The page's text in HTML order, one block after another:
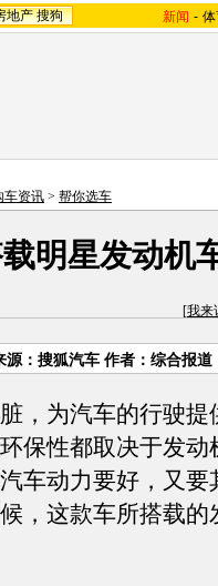
地产 搜狗 新闻 -
车资讯 > 帮你选车
明星发动机
[我来
源：搜狐汽车 作者：综合报道
为汽车的行驶提
保性都取决于发动
车动力要好，又要
，这款车所搭载的